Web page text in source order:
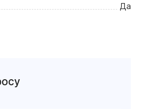
Да